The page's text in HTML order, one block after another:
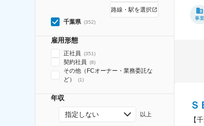
路線・駅を選択
千葉県 (352)
雇用形態
正社員 (351)
契約社員 (8)
その他（FCオーナー・業務委託な
ど）
(1)
年収
指定しない 以上
事業
Ｓ
【